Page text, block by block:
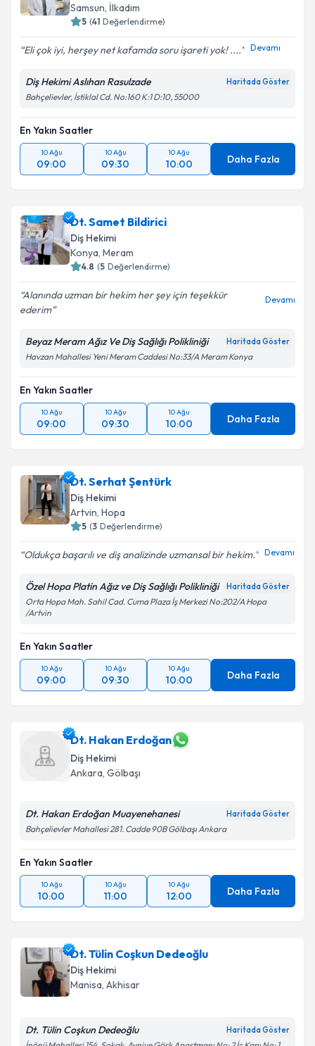
Samsun, İlkadım
5 (41 Değerlendirme)
Eli çok iyi, herşey net kafamda soru işareti yok! .... Devamı
Diş Hekimi Aslıhan Rasulzade Haritada Göster
Bahçelievler, İstiklal Cd. No:160 K:1 D:10, 55000
En Yakın Saatler
10 Ağu
09:00
10 Ağu
09:30
10 Ağu
10:00 Daha Fazla
Dt. Samet Bildirici
Diş Hekimi
Konya, Meram
4.8 (5 Değerlendirme)
Alanında uzman bir hekim her şey için teşekkür
ederim
Devamı
Beyaz Meram Ağız Ve Diş Sağlığı Polikliniği Haritada Göster
Havzan Mahallesi Yeni Meram Caddesi No:33/A Meram Konya
En Yakın Saatler
10 Ağu
09:00
10 Ağu
09:30
10 Ağu
10:00 Daha Fazla
Dt. Serhat Şentürk
Diş Hekimi
Artvin, Hopa
5 (3 Değerlendirme)
Oldukça başarılı ve diş analizinde uzmansal bir hekim. Devamı
Özel Hopa Platin Ağız ve Diş Sağlığı Polikliniği Haritada Göster
Orta Hopa Mah. Sahil Cad. Cuma Plaza İş Merkezi No:202/A Hopa
/Artvin
En Yakın Saatler
10 Ağu
09:00
10 Ağu
09:30
10 Ağu
10:00 Daha Fazla
Dt. Hakan Erdoğan
Diş Hekimi
Ankara, Gölbaşı
Dt. Hakan Erdoğan Muayenehanesi Haritada Göster
Bahçelievler Mahallesi 281. Cadde 90B Gölbaşı Ankara
En Yakın Saatler
10 Ağu
10:00
10 Ağu
11:00
10 Ağu
12:00 Daha Fazla
Dt. Tülin Coşkun Dedeoğlu
Diş Hekimi
Manisa, Akhisar
Dt. Tülin Coşkun Dedeoğlu Haritada Göster